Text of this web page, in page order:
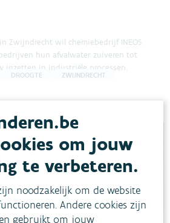
Zwijndrecht wil chemiebedrijf INEOS
hun afvalwater zuiveren tot
inzetten in industriële processen.
DROOGTE ZWIJNDRECHT
om jouw
te verbeteren.
noodzakelijk om de website
Andere cookies zijn
gebruikt om jouw